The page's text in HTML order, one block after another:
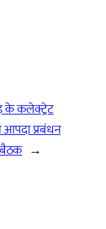
कलेक्ट्रेट
प्रबंधन
→